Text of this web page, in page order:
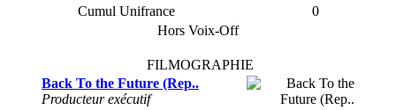
Cumul Unifrance
0
Hors Voix-Off
FILMOGRAPHIE
Back To the Future (Rep..
Producteur exécutif